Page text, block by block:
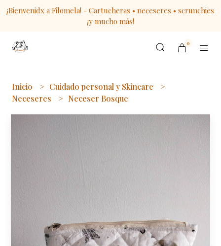
¡Bienvenidx a Filomela! - Cartucheras • neceseres • scrunchies
¡y mucho más!
0
Inicio
Cuidado personal y Skincare
Neceseres
Neceser Bosque